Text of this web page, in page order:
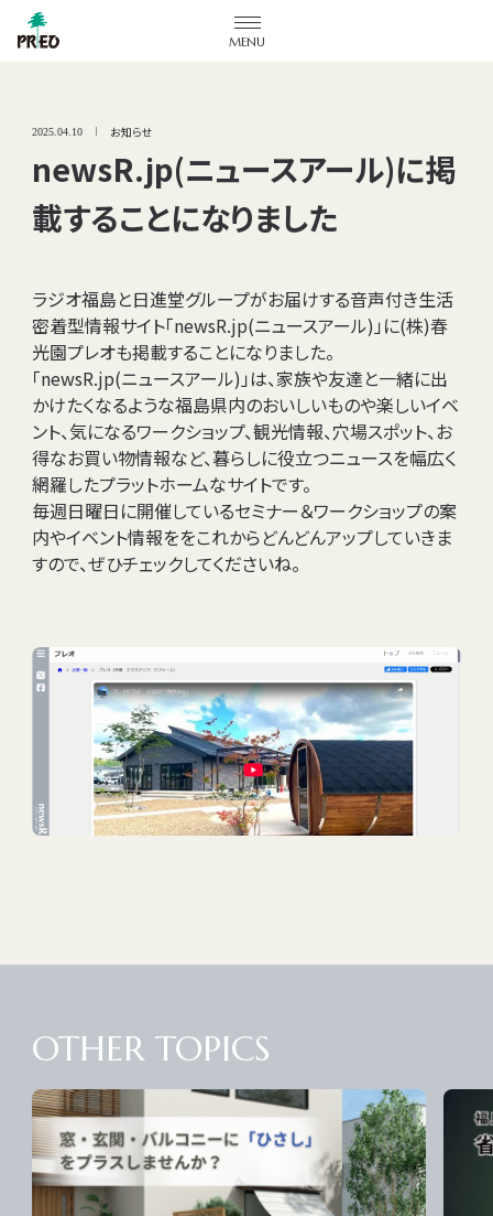
メニューを開閉する
ABOUT
PRODUCTS
SHOP
RECRUIT
FUKUSHIMA
KORIYAMA
PREO OFFICIAL
2025.04.10 お知らせ
newsR.jp(ニュースアール)に掲
載することになりました
ラジオ福島と日進堂グループがお届けする音声付き生活
密着型情報サイト「newsR.jp(ニュースアール)」に(株)春
光園プレオも掲載することになりました。
「newsR.jp(ニュースアール)」は、家族や友達と一緒に出
かけたくなるような福島県内のおいしいものや楽しいイベ
ント、気になるワークショップ、観光情報、穴場スポット、お
得なお買い物情報など、暮らしに役立つニュースを幅広く
網羅したプラットホームなサイトです。
毎週日曜日に開催しているセミナー＆ワークショップの案
内やイベント情報ををこれからどんどんアップしていきま
すので、ぜひチェックしてくださいね。
OTHER TOPICS